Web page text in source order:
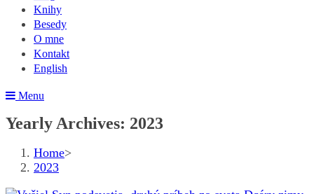
Knihy
Besedy
O mne
Kontakt
English
Menu
Yearly Archives: 2023
Home>
2023